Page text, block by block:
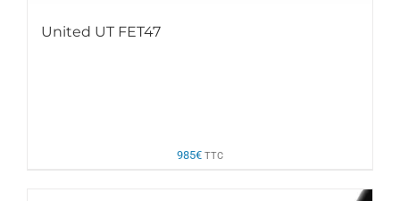
United UT FET47
985€ TTC